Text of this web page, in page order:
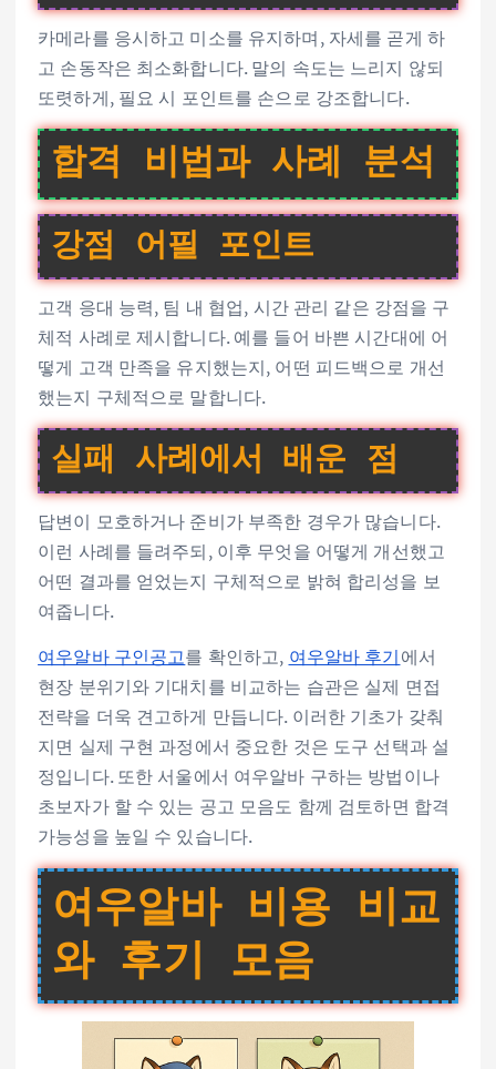
카메라를 응시하고 미소를 유지하며, 자세를 곧게 하
고 손동작은 최소화합니다. 말의 속도는 느리지 않되
또렷하게, 필요 시 포인트를 손으로 강조합니다.
합격 비법과 사례 분석
강점 어필 포인트
고객 응대 능력, 팀 내 협업, 시간 관리 같은 강점을 구
체적 사례로 제시합니다. 예를 들어 바쁜 시간대에 어
떻게 고객 만족을 유지했는지, 어떤 피드백으로 개선
했는지 구체적으로 말합니다.
실패 사례에서 배운 점
답변이 모호하거나 준비가 부족한 경우가 많습니다.
이런 사례를 들려주되, 이후 무엇을 어떻게 개선했고
어떤 결과를 얻었는지 구체적으로 밝혀 합리성을 보
여줍니다.
여우알바 구인공고를 확인하고, 여우알바 후기에서
현장 분위기와 기대치를 비교하는 습관은 실제 면접
전략을 더욱 견고하게 만듭니다. 이러한 기초가 갖춰
지면 실제 구현 과정에서 중요한 것은 도구 선택과 설
정입니다. 또한 서울에서 여우알바 구하는 방법이나
초보자가 할 수 있는 공고 모음도 함께 검토하면 합격
가능성을 높일 수 있습니다.
여우알바 비용 비교
와 후기 모음